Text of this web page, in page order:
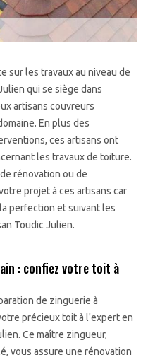
sur les travaux au niveau de
qui se siège dans
artisans couvreurs
En plus des
ces artisans ont
les travaux de toiture.
rénovation ou de
projet à ces artisans car
perfection et suivant les
Toudic Julien.
: confiez votre toit à
de zinguerie à
précieux toit à l'expert en
Ce maître zingueur,
vous assure une rénovation